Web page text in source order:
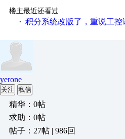
楼主最近还看过
· 积分系统改版了，重说工控论坛积分那点
yerone
关注 私信
精华：0帖
求助：0帖
帖子：27帖 | 986回